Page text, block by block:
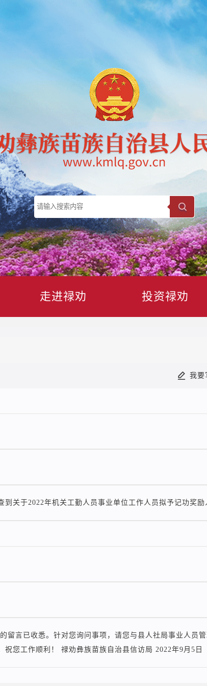
走进禄劝 投资禄劝
我要
到关于2022年机关工勤人员事业单位工作人员拟予记功奖励
留言已收悉。针对您询问事项，请您与县人社局事业人员
祝您工作顺利！ 禄劝彝族苗族自治县信访局 2022年9月5日